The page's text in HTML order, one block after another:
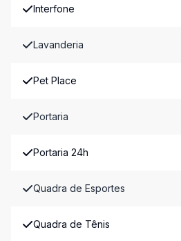
Interfone
Lavanderia
Pet Place
Portaria
Portaria 24h
Quadra de Esportes
Quadra de Tênis